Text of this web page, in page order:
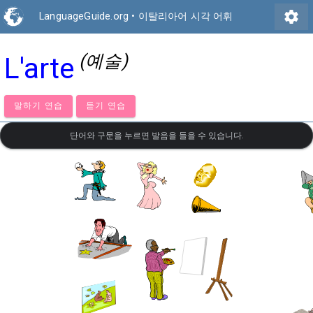
LanguageGuide.org • 이탈리아어 시각 어휘 settings
L'arte (예술)
말하기 연습 듣기 연습
단어와 구문을 누르면 발음을 들을 수 있습니다.